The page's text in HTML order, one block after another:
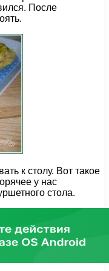
После
к столу. Вот такое
у нас
стола.